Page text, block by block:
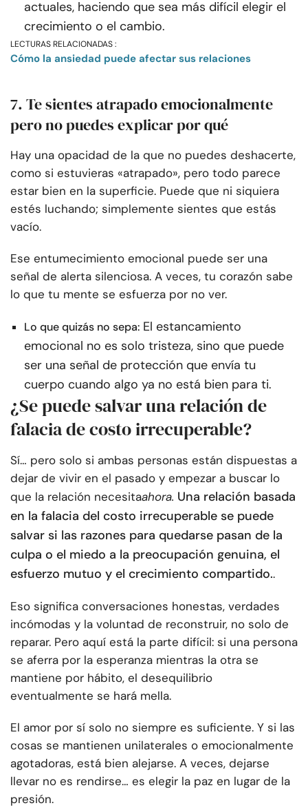
actuales, haciendo que sea más difícil elegir el
crecimiento o el cambio.
LECTURAS RELACIONADAS :
Cómo la ansiedad puede afectar sus relaciones
7. Te sientes atrapado emocionalmente
pero no puedes explicar por qué
Hay una opacidad de la que no puedes deshacerte,
como si estuvieras «atrapado», pero todo parece
estar bien en la superficie. Puede que ni siquiera
estés luchando; simplemente sientes que estás
vacío.
Ese entumecimiento emocional puede ser una
señal de alerta silenciosa. A veces, tu corazón sabe
lo que tu mente se esfuerza por no ver.
Lo que quizás no sepa: El estancamiento
emocional no es solo tristeza, sino que puede
ser una señal de protección que envía tu
cuerpo cuando algo ya no está bien para ti.
¿Se puede salvar una relación de
falacia de costo irrecuperable?
Sí… pero solo si ambas personas están dispuestas a
dejar de vivir en el pasado y empezar a buscar lo
que la relación necesitaahora. Una relación basada
en la falacia del costo irrecuperable se puede
salvar si las razones para quedarse pasan de la
culpa o el miedo a la preocupación genuina, el
esfuerzo mutuo y el crecimiento compartido..
Eso significa conversaciones honestas, verdades
incómodas y la voluntad de reconstruir, no solo de
reparar. Pero aquí está la parte difícil: si una persona
se aferra por la esperanza mientras la otra se
mantiene por hábito, el desequilibrio
eventualmente se hará mella.
El amor por sí solo no siempre es suficiente. Y si las
cosas se mantienen unilaterales o emocionalmente
agotadoras, está bien alejarse. A veces, dejarse
llevar no es rendirse… es elegir la paz en lugar de la
presión.